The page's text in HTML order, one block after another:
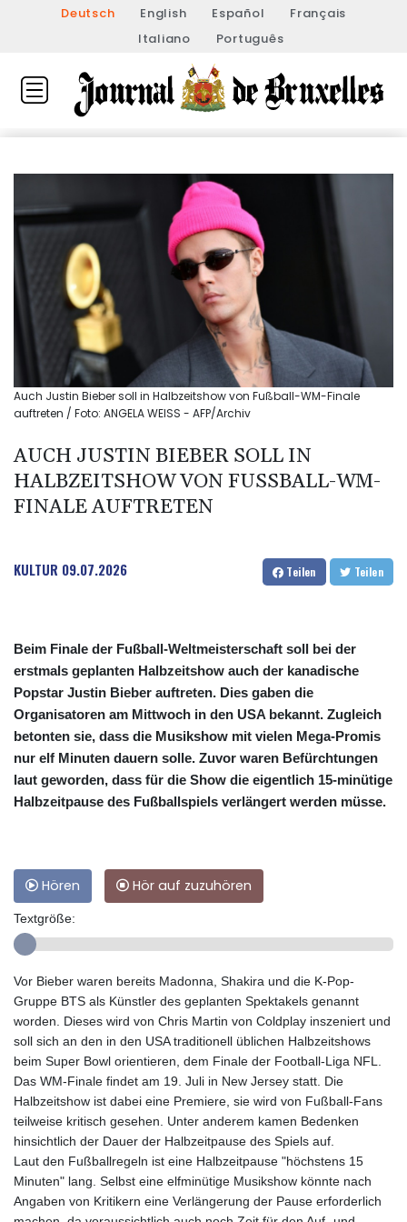
Deutsch English Español
Français
Italiano
Português
Auch Justin Bieber soll in Halbzeitshow von Fußball-WM-Finale
auftreten / Foto: ANGELA WEISS - AFP/Archiv
AUCH JUSTIN BIEBER SOLL IN
HALBZEITSHOW VON FUSSBALL-WM-F
INALE AUFTRETEN
KULTUR 09.07.2026 Teilen Teilen
Beim Finale der Fußball-Weltmeisterschaft soll bei der
erstmals geplanten Halbzeitshow auch der kanadische
Popstar Justin Bieber auftreten. Dies gaben die
Organisatoren am Mittwoch in den USA bekannt. Zugleich
betonten sie, dass die Musikshow mit vielen Mega-Promis
nur elf Minuten dauern solle. Zuvor waren Befürchtungen
laut geworden, dass für die Show die eigentlich 15-minütige
Halbzeitpause des Fußballspiels verlängert werden müsse.
Hören Hör auf zuzuhören
Textgröße:
Vor Bieber waren bereits Madonna, Shakira und die K-Pop-
Gruppe BTS als Künstler des geplanten Spektakels genannt
worden. Dieses wird von Chris Martin von Coldplay inszeniert und
soll sich an den in den USA traditionell üblichen Halbzeitshows
beim Super Bowl orientieren, dem Finale der Football-Liga NFL.
Das WM-Finale findet am 19. Juli in New Jersey statt. Die
Halbzeitshow ist dabei eine Premiere, sie wird von Fußball-Fans
teilweise kritisch gesehen. Unter anderem kamen Bedenken
hinsichtlich der Dauer der Halbzeitpause des Spiels auf.
Laut den Fußballregeln ist eine Halbzeitpause "höchstens 15
Minuten" lang. Selbst eine elfminütige Musikshow könnte nach
Angaben von Kritikern eine Verlängerung der Pause erforderlich